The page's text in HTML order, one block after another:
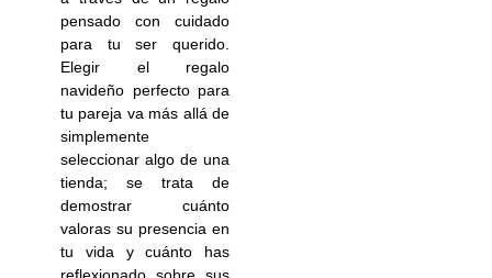
pensado con cuidado
para tu ser querido.
Elegir el regalo
navideño perfecto para
tu pareja va más allá de
simplemente
seleccionar algo de una
tienda; se trata de
demostrar cuánto
valoras su presencia en
tu vida y cuánto has